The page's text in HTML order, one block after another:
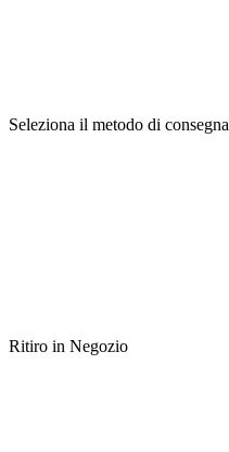
Seleziona il metodo di consegna
Ritiro in Negozio